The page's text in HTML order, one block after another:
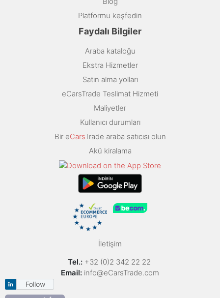
Platformu keşfedin
Faydalı Bilgiler
Araba kataloğu
Ekstra Hizmetler
Satın alma yolları
eCarsTrade Teslimat Hizmeti
Maliyetler
Kullanıcı durumları
Bir eCarsTrade araba satıcısı olun
Akü kiralama
İletişim
Tel.: +32 (0)2 342 22 22
Email: info@eCarsTrade.com
Follow